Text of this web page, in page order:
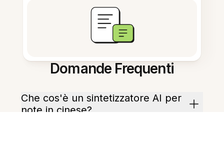
Domande Frequenti
Che cos'è un sintetizzatore AI per
note in cinese?